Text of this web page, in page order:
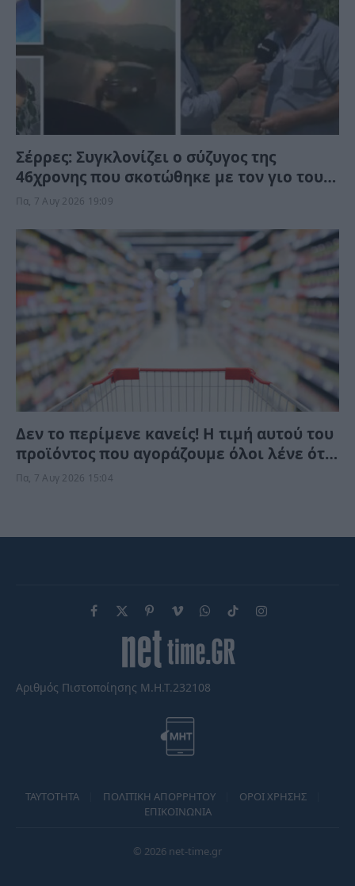
Σέρρες: Συγκλονίζει ο σύζυγος της
46χρονης που σκοτώθηκε με τον γιο τους
– Το προαίσθημα του, πριν την τραγωδία
Πα, 7 Αυγ 2026 19:09
Δεν το περίμενε κανείς! Η τιμή αυτού του
προϊόντος που αγοράζουμε όλοι λένε ότι
έπεσε κατακόρυφα στα σούπερ μάρκετ –
Πα, 7 Αυγ 2026 15:04
Facebook
X
(Twitter)
PinterestVimeoWhatsApp
TikTokInstagram
Αριθμός Πιστοποίησης Μ.Η.Τ.232108
TAYTOTHTA ΠΟΛΙΤΙΚΗ ΑΠΟΡΡΗΤΟΥ
ΟΡΟΙ ΧΡΗΣΗΣ
ΕΠΙΚΟΙΝΩΝΙΑ
© 2026 net-time.gr